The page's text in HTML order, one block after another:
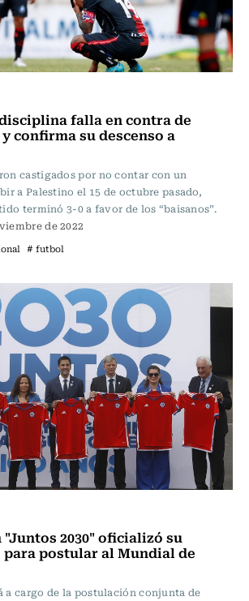
falla en contra de
confirma su descenso a
castigados por no contar con un
a Palestino el 15 de octubre pasado,
terminó 3-0 a favor de los “baisanos”.
de 2022
# futbol
2030" oficializó su
postular al Mundial de
a cargo de la postulación conjunta de